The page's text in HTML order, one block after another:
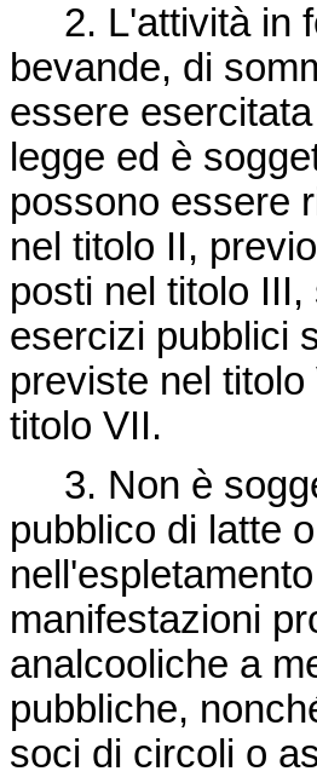
2. L'attività in
bevande, di
essere
legge ed è
possono essere
nel titolo II,
posti nel titolo
esercizi pubblici
previste nel
titolo VII.
3. Non è
pubblico di latte
manifestazioni
analcooliche a
pubbliche,
soci di circoli o